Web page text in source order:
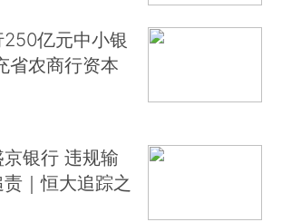
亿元中小银
省农商行资本
银行 违规输
｜恒大追踪之